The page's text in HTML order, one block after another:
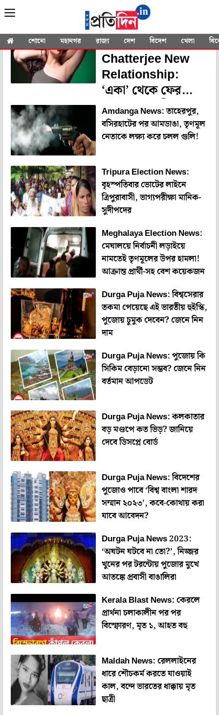
শোনো মহানগর রাজ্য দেশ বিদেশ খেলা
YOU SEARCHED FOR"National News"
Srabanti
Chatterjee New
Relationship:
‘একা’ থেকে ফের
‘দোকা’ শ্রাবন্তী!
অভিনেত্রীর নতুন সঙ্গী
কে?
Amdanga News: তাহেরপুর,
বসিরহাটের পর আমডাঙা, তৃণমূল
নেতাকে লক্ষ্য করে চলল গুলি!
Tripura Election News:
বৃহস্পতিবার ভোটের লাইনে
ত্রিপুরাবাসী, ভাগ্যপরীক্ষা মানিক-
সুদীপদের
Meghalaya Election News:
মেঘালয়ে নির্বাচনী লড়াইয়ে
নামতেই তৃণমূলের উপর হামলা!
আক্রান্ত প্রার্থী-সহ বেশ কয়েকজন
Durga Puja News: বিশ্বসেরার
তকমা পেয়েছে এই ভারতীয় হুইস্কি,
পুজোয় চুমুক দেবেন? জেনে নিন
দাম
Durga Puja News: পুজোয় কি
সিকিম বেড়ানো সম্ভব? জেনে নিন
বর্তমান আপডেট
Durga Puja News: কলকাতার
বড় মণ্ডপে কত ভিড়? জানিয়ে
দেবে ডিসপ্লে বোর্ড
Durga Puja News: বিদেশের
পুজোও পাবে ‘বিশ্ব বাংলা শারদ
সম্মান ২০২৩’, কবে-কোথায় করা
যাবে আবেদন?
Durga Puja News 2023:
‘অঘটন ঘটবে না তো?’, নিজ্জর
খুনের পর টরন্টোয় পুজোর মুখে
আতঙ্কে প্রবাসী বাঙালিরা
Kerala Blast News: কেরলে
প্রার্থনা চলাকালীন পর পর
বিস্ফোরণ, মৃত ১, আহত বহু
Maldah News: রেললাইনের
ধারে শৌচকর্ম করতে যাওয়াই
কাল, বন্দে ভারতের ধাক্কায় মৃত
ছাত্রী